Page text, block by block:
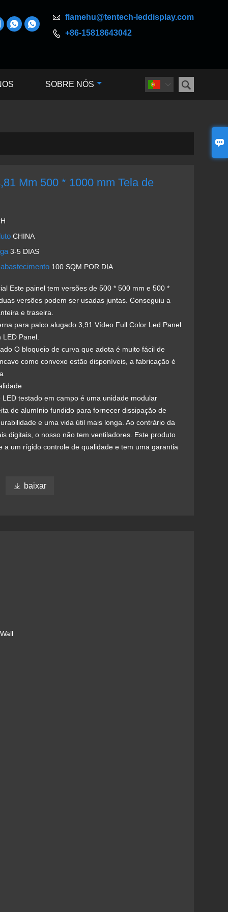

 flamehu@tentech-leddisplay.com
 +86-15818643042
 
 
SOBRE NÓS
Mm 500 * 1000 mm Tela de
CHINA
3-5 DIAS
100 SQM POR DIA
Este painel tem versões de 500 * 500 mm e 500 *
versões podem ser usadas juntas. Conseguiu a
e traseira.
para palco alugado 3,91 Vídeo Full Color Led Panel
Panel.
O bloqueio de curva que adota é muito fácil de
como convexo estão disponíveis, a fabricação é
LED testado em campo é uma unidade modular
de alumínio fundido para fornecer dissipação de
e uma vida útil mais longa. Ao contrário da
digitais, o nosso não tem ventiladores. Este produto
a um rígido controle de qualidade e tem uma garantia
 baixar